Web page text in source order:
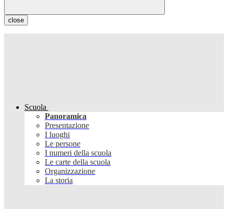
close
Scuola
Panoramica
Presentazione
I luoghi
Le persone
I numeri della scuola
Le carte della scuola
Organizzazione
La storia